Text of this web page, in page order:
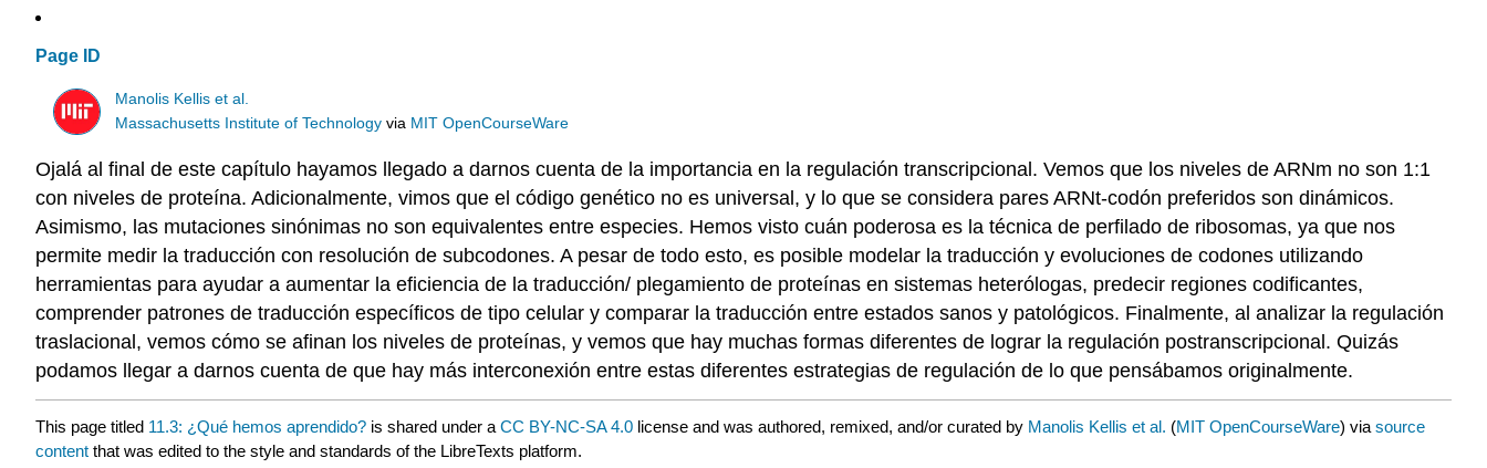
Page ID
Manolis Kellis et al.
Massachusetts Institute of Technology via MIT OpenCourseWare
Ojalá al final de este capítulo hayamos llegado a darnos cuenta de la importancia en la regulación transcripcional. Vemos que los niveles de ARNm no son 1:1
con niveles de proteína. Adicionalmente, vimos que el código genético no es universal, y lo que se considera pares ARNt-codón preferidos son dinámicos.
Asimismo, las mutaciones sinónimas no son equivalentes entre especies. Hemos visto cuán poderosa es la técnica de perfilado de ribosomas, ya que nos
permite medir la traducción con resolución de subcodones. A pesar de todo esto, es posible modelar la traducción y evoluciones de codones utilizando
herramientas para ayudar a aumentar la eficiencia de la traducción/ plegamiento de proteínas en sistemas heterólogas, predecir regiones codificantes,
comprender patrones de traducción específicos de tipo celular y comparar la traducción entre estados sanos y patológicos. Finalmente, al analizar la regulación
traslacional, vemos cómo se afinan los niveles de proteínas, y vemos que hay muchas formas diferentes de lograr la regulación postranscripcional. Quizás
podamos llegar a darnos cuenta de que hay más interconexión entre estas diferentes estrategias de regulación de lo que pensábamos originalmente.
This page titled 11.3: ¿Qué hemos aprendido? is shared under a CC BY-NC-SA 4.0 license and was authored, remixed, and/or curated by Manolis Kellis et al. (MIT OpenCourseWare) via source
content that was edited to the style and standards of the LibreTexts platform.